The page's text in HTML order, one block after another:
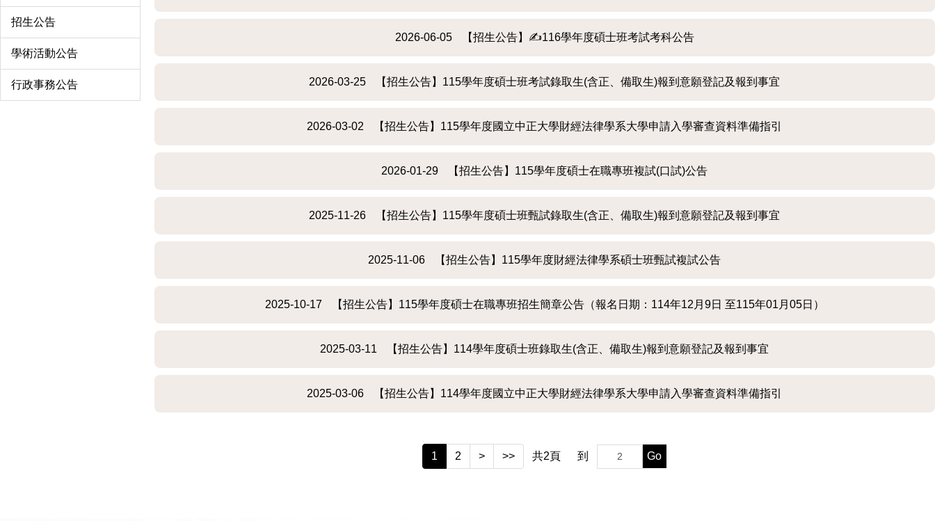
招生公告
學術活動公告
行政事務公告
2026-06-05 【招生公告】✍️116學年度碩士班考試考科公告
2026-03-25 【招生公告】115學年度碩士班考試錄取生(含正、備取生)報到意願登記及報到事宜
2026-03-02 【招生公告】115學年度國立中正大學財經法律學系大學申請入學審查資料準備指引
2026-01-29 【招生公告】115學年度碩士在職專班複試(口試)公告
2025-11-26 【招生公告】115學年度碩士班甄試錄取生(含正、備取生)報到意願登記及報到事宜
2025-11-06 【招生公告】115學年度財經法律學系碩士班甄試複試公告
2025-10-17 【招生公告】115學年度碩士在職專班招生簡章公告（報名日期：114年12月9日 至115年01月05日）
2025-03-11 【招生公告】114學年度碩士班錄取生(含正、備取生)報到意願登記及報到事宜
2025-03-06 【招生公告】114學年度國立中正大學財經法律學系大學申請入學審查資料準備指引
1 2 > >> 共2頁 到 Go